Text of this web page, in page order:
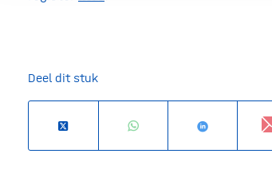
Deel dit stuk